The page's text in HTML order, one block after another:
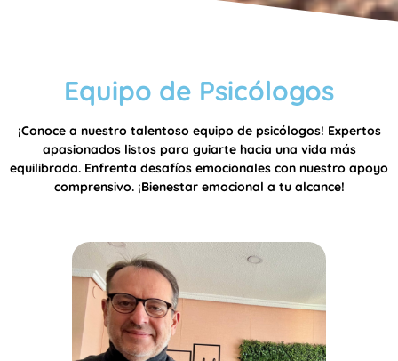
Equipo de Psicólogos
¡Conoce a nuestro talentoso equipo de psicólogos! Expertos
apasionados listos para guiarte hacia una vida más
equilibrada. Enfrenta desafíos emocionales con nuestro apoyo
comprensivo. ¡Bienestar emocional a tu alcance!